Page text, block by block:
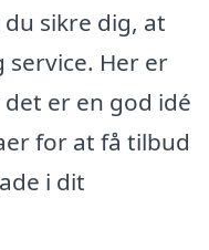
sikre dig, at
service. Her er
er en god idé
for at få tilbud
i dit